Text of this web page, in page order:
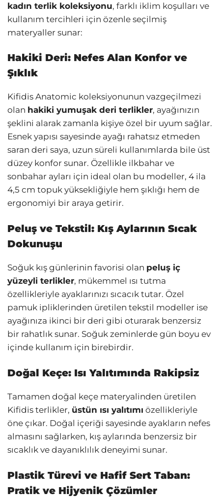
kadın terlik koleksiyonu, farklı iklim koşulları ve
kullanım tercihleri için özenle seçilmiş
materyaller sunar:
Hakiki Deri: Nefes Alan Konfor ve
Şıklık
Kifidis Anatomic koleksiyonunun vazgeçilmezi
olan hakiki yumuşak deri terlikler, ayağınızın
şeklini alarak zamanla kişiye özel bir uyum sağlar.
Esnek yapısı sayesinde ayağı rahatsız etmeden
saran deri saya, uzun süreli kullanımlarda bile üst
düzey konfor sunar. Özellikle ilkbahar ve
sonbahar ayları için ideal olan bu modeller, 4 ila
4,5 cm topuk yüksekliğiyle hem şıklığı hem de
ergonomiyi bir araya getirir.
Peluş ve Tekstil: Kış Aylarının Sıcak
Dokunuşu
Soğuk kış günlerinin favorisi olan peluş iç
yüzeyli terlikler, mükemmel ısı tutma
özellikleriyle ayaklarınızı sıcacık tutar. Özel
pamuk ipliklerinden üretilen tekstil modeller ise
ayağınıza ikinci bir deri gibi oturarak benzersiz
bir rahatlık sunar. Soğuk zeminlerde gün boyu ev
içinde kullanım için birebirdir.
Doğal Keçe: Isı Yalıtımında Rakipsiz
Tamamen doğal keçe materyalinden üretilen
Kifidis terlikler, üstün ısı yalıtımı özellikleriyle
öne çıkar. Doğal içeriği sayesinde ayakların nefes
almasını sağlarken, kış aylarında benzersiz bir
sıcaklık ve dayanıklılık deneyimi sunar.
Plastik Türevi ve Hafif Sert Taban:
Pratik ve Hijyenik Çözümler